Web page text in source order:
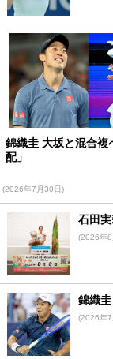
錦織圭 大坂と混合複
配」
(2026年7月30日)
石田
(2026年
錦織圭
(2026年